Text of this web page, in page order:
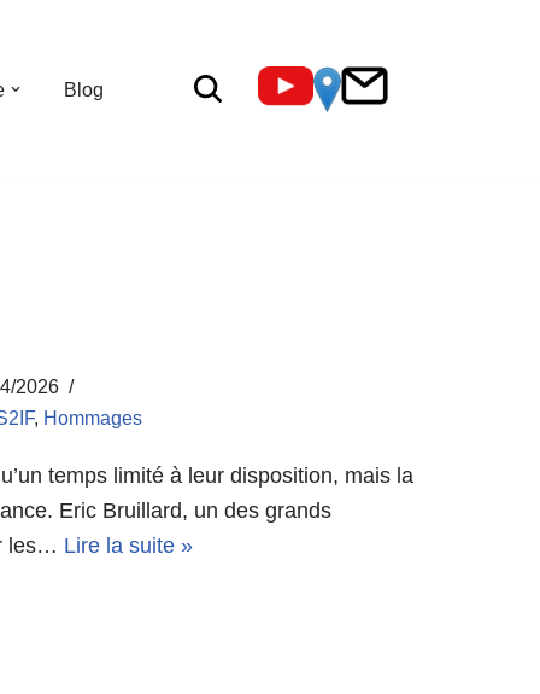
Blog
2026
, Hommages
temps limité à leur disposition, mais la
Eric Bruillard, un des grands
les… Lire la suite »